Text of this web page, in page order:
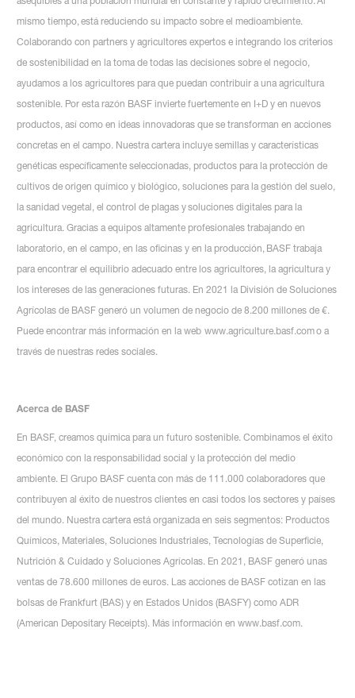
mismo tiempo, está reduciendo su impacto sobre el medioambiente.
Colaborando con partners y agricultores expertos e integrando los criterios
de sostenibilidad en la toma de todas las decisiones sobre el negocio,
ayudamos a los agricultores para que puedan contribuir a una agricultura
sostenible. Por esta razón BASF invierte fuertemente en I+D y en nuevos
productos, así como en ideas innovadoras que se transforman en acciones
concretas en el campo. Nuestra cartera incluye semillas y características
genéticas específicamente seleccionadas, productos para la protección de
cultivos de origen químico y biológico, soluciones para la gestión del suelo,
la sanidad vegetal, el control de plagas y soluciones digitales para la
agricultura. Gracias a equipos altamente profesionales trabajando en
laboratorio, en el campo, en las oficinas y en la producción, BASF trabaja
para encontrar el equilibrio adecuado entre los agricultores, la agricultura y
los intereses de las generaciones futuras. En 2021 la División de Soluciones
Agrícolas de BASF generó un volumen de negocio de 8.200 millones de €.
Puede encontrar más información en la web www.agriculture.basf.com o a
través de nuestras redes sociales.
Acerca de BASF
En BASF, creamos química para un futuro sostenible. Combinamos el éxito
económico con la responsabilidad social y la protección del medio
ambiente. El Grupo BASF cuenta con más de 111.000 colaboradores que
contribuyen al éxito de nuestros clientes en casi todos los sectores y países
del mundo. Nuestra cartera está organizada en seis segmentos: Productos
Químicos, Materiales, Soluciones Industriales, Tecnologías de Superficie,
Nutrición & Cuidado y Soluciones Agrícolas. En 2021, BASF generó unas
ventas de 78.600 millones de euros. Las acciones de BASF cotizan en las
bolsas de Frankfurt (BAS) y en Estados Unidos (BASFY) como ADR
(American Depositary Receipts). Más información en www.basf.com.